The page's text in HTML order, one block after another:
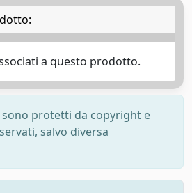
a questo prodotto.
sono protetti da copyright e
salvo diversa